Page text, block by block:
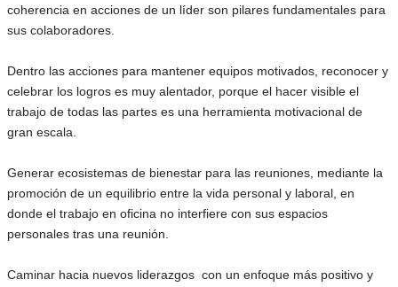
coherencia en acciones de un líder son pilares fundamentales para
sus colaboradores.
Dentro las acciones para mantener equipos motivados, reconocer y
celebrar los logros es muy alentador, porque el hacer visible el
trabajo de todas las partes es una herramienta motivacional de
gran escala.
Generar ecosistemas de bienestar para las reuniones, mediante la
promoción de un equilibrio entre la vida personal y laboral, en
donde el trabajo en oficina no interfiere con sus espacios
personales tras una reunión.
Caminar hacia nuevos liderazgos con un enfoque más positivo y